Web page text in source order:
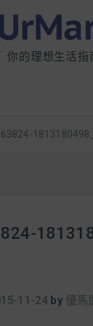
你的理想生活指
養價值及其優
11-24 by 優馬